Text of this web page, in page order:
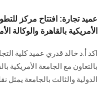
عميد تجارة: افتتاح مركز
الأمريكية بالقاهرة والوكالة
اكد أ.د خالد قدري عميد كلية
بالتعاون مع الجامعة الأمريكية
الدولية والثالث بالجامعة يمثل